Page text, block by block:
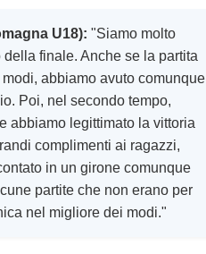
U18): "Siamo molto
finale. Anche se la partita
abbiamo avuto comunque
Poi, nel secondo tempo,
abbiamo legittimato la vittoria
complimenti ai ragazzi,
in un girone comunque
partite che non erano per
nel migliore dei modi."